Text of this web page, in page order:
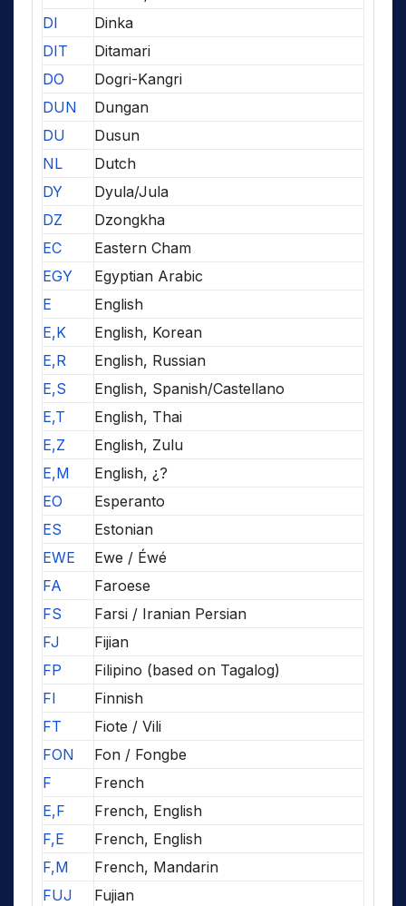
DI
Dinka
DIT
Ditamari
DO
Dogri-Kangri
DUN
Dungan
DU
Dusun
NL
Dutch
DY
Dyula/Jula
DZ
Dzongkha
EC
Eastern Cham
EGY
Egyptian Arabic
E
English
E,K
English, Korean
E,R
English, Russian
E,S
English, Spanish/Castellano
E,T
English, Thai
E,Z
English, Zulu
E,M
English, ¿?
EO
Esperanto
ES
Estonian
EWE
Ewe / Éwé
FA
Faroese
FS
Farsi / Iranian Persian
FJ
Fijian
FP
Filipino (based on Tagalog)
FI
Finnish
FT
Fiote / Vili
FON
Fon / Fongbe
F
French
E,F
French, English
F,E
French, English
F,M
French, Mandarin
FUJ
Fujian